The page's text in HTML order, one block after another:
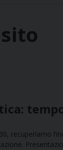
recuperiamo